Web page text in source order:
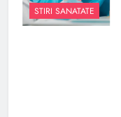
STIRI SANATATE